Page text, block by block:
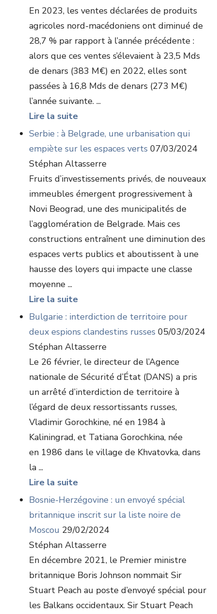
En 2023, les ventes déclarées de produits
agricoles nord-macédoniens ont diminué de
28,7 % par rapport à l’année précédente :
alors que ces ventes s’élevaient à 23,5 Mds
de denars (383 M€) en 2022, elles sont
passées à 16,8 Mds de denars (273 M€)
l’année suivante. ...
Lire la suite
Serbie : à Belgrade, une urbanisation qui
empiète sur les espaces verts 07/03/2024
Stéphan Altasserre
Fruits d’investissements privés, de nouveaux
immeubles émergent progressivement à
Novi Beograd, une des municipalités de
l’agglomération de Belgrade. Mais ces
constructions entraînent une diminution des
espaces verts publics et aboutissent à une
hausse des loyers qui impacte une classe
moyenne ...
Lire la suite
Bulgarie : interdiction de territoire pour
deux espions clandestins russes 05/03/2024
Stéphan Altasserre
Le 26 février, le directeur de l’Agence
nationale de Sécurité d’État (DANS) a pris
un arrêté d’interdiction de territoire à
l’égard de deux ressortissants russes,
Vladimir Gorochkine, né en 1984 à
Kaliningrad, et Tatiana Gorochkina, née
en 1986 dans le village de Khvatovka, dans
la ...
Lire la suite
Bosnie-Herzégovine : un envoyé spécial
britannique inscrit sur la liste noire de
Moscou 29/02/2024
Stéphan Altasserre
En décembre 2021, le Premier ministre
britannique Boris Johnson nommait Sir
Stuart Peach au poste d’envoyé spécial pour
les Balkans occidentaux. Sir Stuart Peach